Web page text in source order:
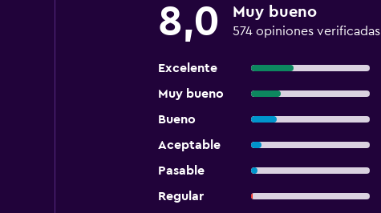
8,0 Muy bueno
574 opiniones verificadas
Excelente
Muy bueno
Bueno
Aceptable
Pasable
Regular